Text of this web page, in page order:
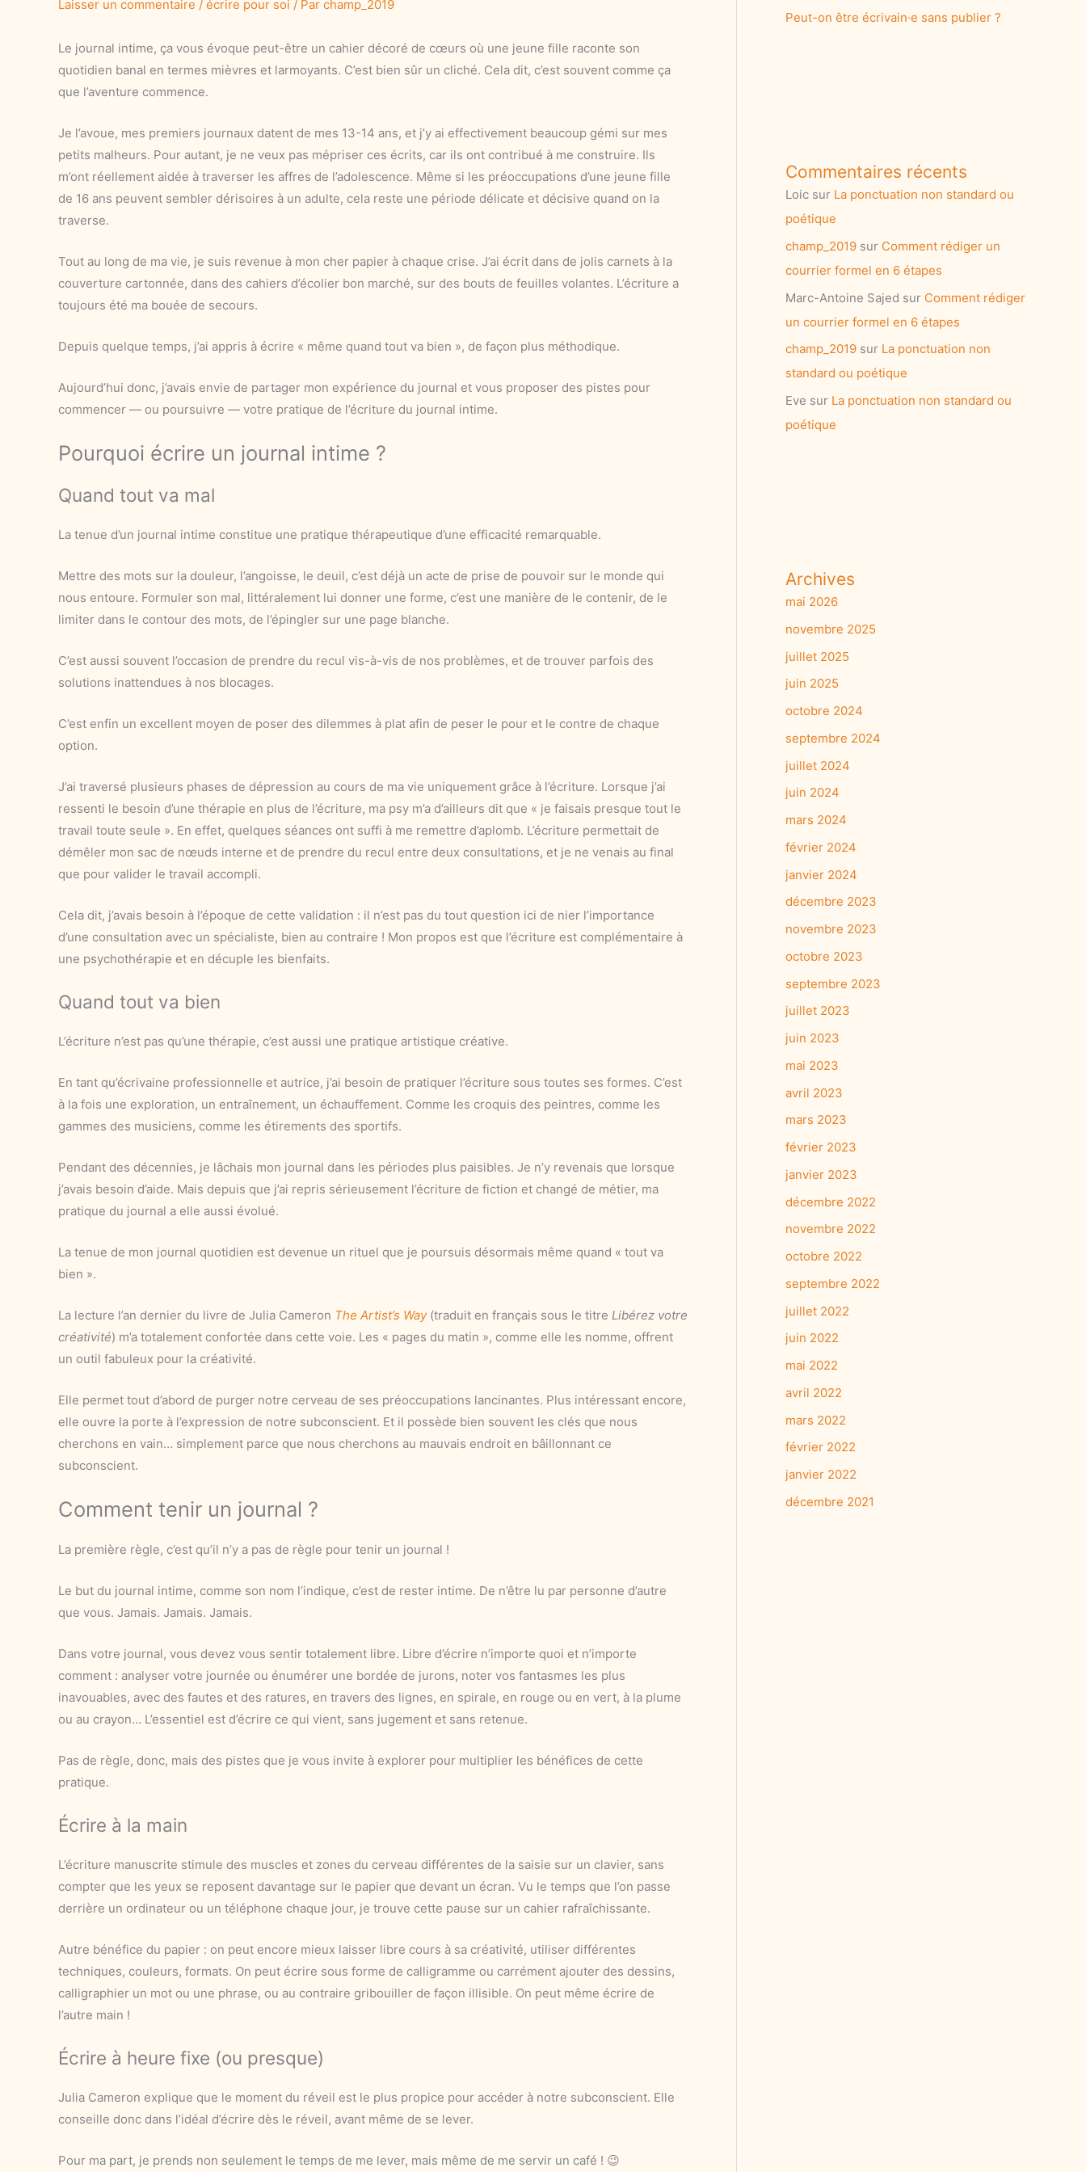
Laisser un commentaire / écrire pour soi / Par champ_2019
Le journal intime, ça vous évoque peut-être un cahier décoré de cœurs où une jeune fille raconte son
quotidien banal en termes mièvres et larmoyants. C’est bien sûr un cliché. Cela dit, c’est souvent comme ça
que l’aventure commence.
Je l’avoue, mes premiers journaux datent de mes 13-14 ans, et j’y ai effectivement beaucoup gémi sur mes
petits malheurs. Pour autant, je ne veux pas mépriser ces écrits, car ils ont contribué à me construire. Ils
m’ont réellement aidée à traverser les affres de l’adolescence. Même si les préoccupations d’une jeune fille
de 16 ans peuvent sembler dérisoires à un adulte, cela reste une période délicate et décisive quand on la
traverse.
Tout au long de ma vie, je suis revenue à mon cher papier à chaque crise. J’ai écrit dans de jolis carnets à la
couverture cartonnée, dans des cahiers d’écolier bon marché, sur des bouts de feuilles volantes. L’écriture a
toujours été ma bouée de secours.
Depuis quelque temps, j’ai appris à écrire « même quand tout va bien », de façon plus méthodique.
Aujourd’hui donc, j’avais envie de partager mon expérience du journal et vous proposer des pistes pour
commencer — ou poursuivre — votre pratique de l’écriture du journal intime.
Pourquoi écrire un journal intime ?
Quand tout va mal
La tenue d’un journal intime constitue une pratique thérapeutique d’une efficacité remarquable.
Mettre des mots sur la douleur, l’angoisse, le deuil, c’est déjà un acte de prise de pouvoir sur le monde qui
nous entoure. Formuler son mal, littéralement lui donner une forme, c’est une manière de le contenir, de le
limiter dans le contour des mots, de l’épingler sur une page blanche.
C’est aussi souvent l’occasion de prendre du recul vis-à-vis de nos problèmes, et de trouver parfois des
solutions inattendues à nos blocages.
C’est enfin un excellent moyen de poser des dilemmes à plat afin de peser le pour et le contre de chaque
option.
J’ai traversé plusieurs phases de dépression au cours de ma vie uniquement grâce à l’écriture. Lorsque j’ai
ressenti le besoin d’une thérapie en plus de l’écriture, ma psy m’a d’ailleurs dit que « je faisais presque tout le
travail toute seule ». En effet, quelques séances ont suffi à me remettre d’aplomb. L’écriture permettait de
démêler mon sac de nœuds interne et de prendre du recul entre deux consultations, et je ne venais au final
que pour valider le travail accompli.
Cela dit, j’avais besoin à l’époque de cette validation : il n’est pas du tout question ici de nier l’importance
d’une consultation avec un spécialiste, bien au contraire ! Mon propos est que l’écriture est complémentaire à
une psychothérapie et en décuple les bienfaits.
Quand tout va bien
L’écriture n’est pas qu’une thérapie, c’est aussi une pratique artistique créative.
En tant qu’écrivaine professionnelle et autrice, j’ai besoin de pratiquer l’écriture sous toutes ses formes. C’est
à la fois une exploration, un entraînement, un échauffement. Comme les croquis des peintres, comme les
gammes des musiciens, comme les étirements des sportifs.
Pendant des décennies, je lâchais mon journal dans les périodes plus paisibles. Je n’y revenais que lorsque
j’avais besoin d’aide. Mais depuis que j’ai repris sérieusement l’écriture de fiction et changé de métier, ma
pratique du journal a elle aussi évolué.
La tenue de mon journal quotidien est devenue un rituel que je poursuis désormais même quand « tout va
bien ».
La lecture l’an dernier du livre de Julia Cameron The Artist’s Way(traduit en français sous le titre Libérez votre
créativité) m’a totalement confortée dans cette voie. Les « pages du matin », comme elle les nomme, offrent
un outil fabuleux pour la créativité.
Elle permet tout d’abord de purger notre cerveau de ses préoccupations lancinantes. Plus intéressant encore,
elle ouvre la porte à l’expression de notre subconscient. Et il possède bien souvent les clés que nous
cherchons en vain… simplement parce que nous cherchons au mauvais endroit en bâillonnant ce
subconscient.
Comment tenir un journal ?
La première règle, c’est qu’il n’y a pas de règle pour tenir un journal !
Le but du journal intime, comme son nom l’indique, c’est de rester intime. De n’être lu par personne d’autre
que vous. Jamais. Jamais. Jamais.
Dans votre journal, vous devez vous sentir totalement libre. Libre d’écrire n’importe quoi et n’importe
comment : analyser votre journée ou énumérer une bordée de jurons, noter vos fantasmes les plus
inavouables, avec des fautes et des ratures, en travers des lignes, en spirale, en rouge ou en vert, à la plume
ou au crayon… L’essentiel est d’écrire ce qui vient, sans jugement et sans retenue.
Pas de règle, donc, mais des pistes que je vous invite à explorer pour multiplier les bénéfices de cette
pratique.
Écrire à la main
L’écriture manuscrite stimule des muscles et zones du cerveau différentes de la saisie sur un clavier, sans
compter que les yeux se reposent davantage sur le papier que devant un écran. Vu le temps que l’on passe
derrière un ordinateur ou un téléphone chaque jour, je trouve cette pause sur un cahier rafraîchissante.
Autre bénéfice du papier : on peut encore mieux laisser libre cours à sa créativité, utiliser différentes
techniques, couleurs, formats. On peut écrire sous forme de calligramme ou carrément ajouter des dessins,
calligraphier un mot ou une phrase, ou au contraire gribouiller de façon illisible. On peut même écrire de
l’autre main !
Écrire à heure fixe (ou presque)
Julia Cameron explique que le moment du réveil est le plus propice pour accéder à notre subconscient. Elle
conseille donc dans l’idéal d’écrire dès le réveil, avant même de se lever.
Pour ma part, je prends non seulement le temps de me lever, mais même de me servir un café ! 😉
Peut-on être écrivain·e sans publier ?
Commentaires récents
Loic sur La ponctuation non standard ou
poétique
champ_2019 sur Comment rédiger un
courrier formel en 6 étapes
Marc-Antoine Sajed sur Comment rédiger
un courrier formel en 6 étapes
champ_2019 sur La ponctuation non
standard ou poétique
Eve sur La ponctuation non standard ou
poétique
Archives
mai 2026
novembre 2025
juillet 2025
juin 2025
octobre 2024
septembre 2024
juillet 2024
juin 2024
mars 2024
février 2024
janvier 2024
décembre 2023
novembre 2023
octobre 2023
septembre 2023
juillet 2023
juin 2023
mai 2023
avril 2023
mars 2023
février 2023
janvier 2023
décembre 2022
novembre 2022
octobre 2022
septembre 2022
juillet 2022
juin 2022
mai 2022
avril 2022
mars 2022
février 2022
janvier 2022
décembre 2021